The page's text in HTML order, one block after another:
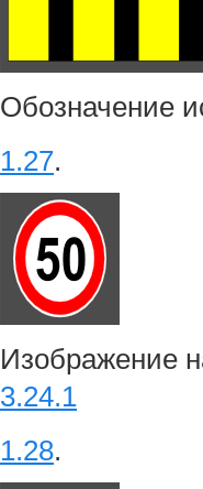
Обозначение
1.27.
Изображение
3.24.1
1.28.